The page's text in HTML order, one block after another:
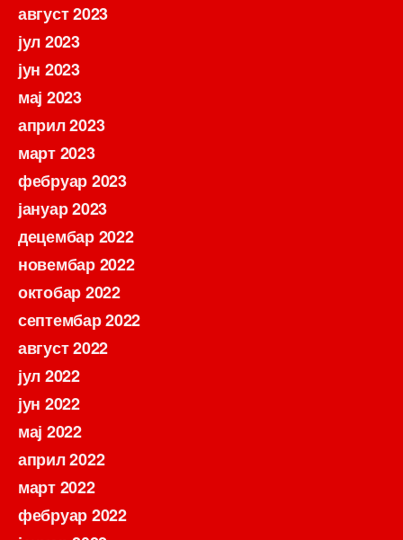
август 2023
јул 2023
јун 2023
мај 2023
април 2023
март 2023
фебруар 2023
јануар 2023
децембар 2022
новембар 2022
октобар 2022
септембар 2022
август 2022
јул 2022
јун 2022
мај 2022
април 2022
март 2022
фебруар 2022